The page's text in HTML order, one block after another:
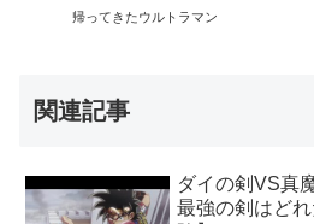
帰ってきたウルトラマン
関連記事
ダイの剣VS真
最強の剣はど